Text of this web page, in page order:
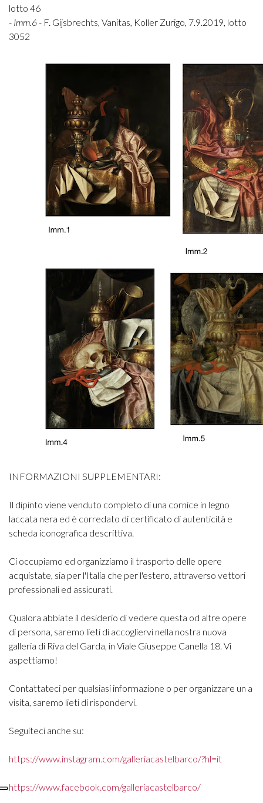
lotto 46
- Imm.6- F. Gijsbrechts, Vanitas, Koller Zurigo, 7.9.2019, lotto
3052
INFORMAZIONI SUPPLEMENTARI:
Il dipinto viene venduto completo di una cornice in legno
laccata nera ed è corredato di certificato di autenticità e
scheda iconografica descrittiva.
Ci occupiamo ed organizziamo il trasporto delle opere
acquistate, sia per l'Italia che per l'estero, attraverso vettori
professionali ed assicurati.
Qualora abbiate il desiderio di vedere questa od altre opere
di persona, saremo lieti di accogliervi nella nostra nuova
galleria di Riva del Garda, in Viale Giuseppe Canella 18. Vi
aspettiamo!
Contattateci per qualsiasi informazione o per organizzare un a
visita, saremo lieti di rispondervi.
Seguiteci anche su:
https://www.instagram.com/galleriacastelbarco/?hl=it
https://www.facebook.com/galleriacastelbarco/